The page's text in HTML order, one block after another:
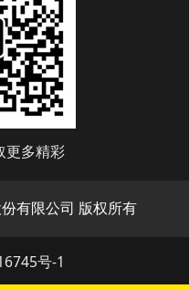
更多精彩
有限公司 版权所有
号-1